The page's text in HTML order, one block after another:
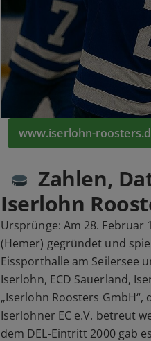
www.iserlohn-
Zahlen,
Iserlohn
Ursprünge: Am 28. Februar
(Hemer) gegründet und
Eissporthalle am Seilersee
Iserlohn, ECD Sauerland,
„Iserlohn Roosters GmbH“,
Iserlohner EC e.V. betreut
dem DEL‑Eintritt 2000 gab